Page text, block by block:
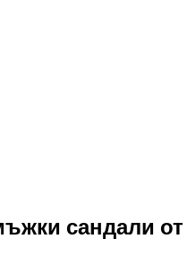
сандали